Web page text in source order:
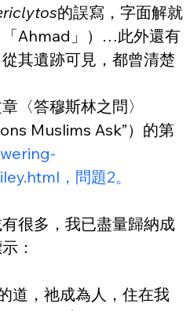
的誤寫，字面解就
「Ahmad」）…此外還有
其遺跡可見，都曾清楚
〈答穆斯林之問〉
Muslims Ask”）的第
，問題2。
很多，我已盡量歸納成
：
道，祂成為人，住在我